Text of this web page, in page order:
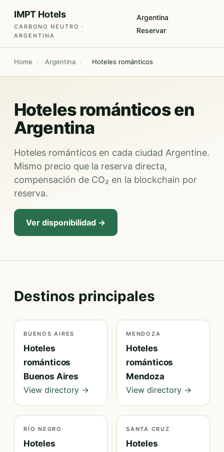
IMPT Hotels
CARBONO NEUTRO ·
ARGENTINA
Argentina
Reservar
Home / Argentina / Hoteles románticos
Hoteles románticos en
Argentina
Hoteles románticos en cada ciudad Argentine.
Mismo precio que la reserva directa,
compensación de CO₂ en la blockchain por
reserva.
Ver disponibilidad →
Destinos principales
BUENOS AIRES
Hoteles
románticos
Buenos Aires
View directory →
MENDOZA
Hoteles
románticos
Mendoza
View directory →
RÍO NEGRO
Hoteles
SANTA CRUZ
Hoteles